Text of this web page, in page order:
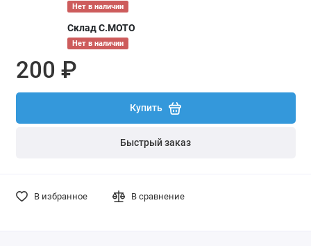
Нет в наличии
Склад С.МОТО
Нет в наличии
200 ₽
Купить
Быстрый заказ
В избранное В сравнение